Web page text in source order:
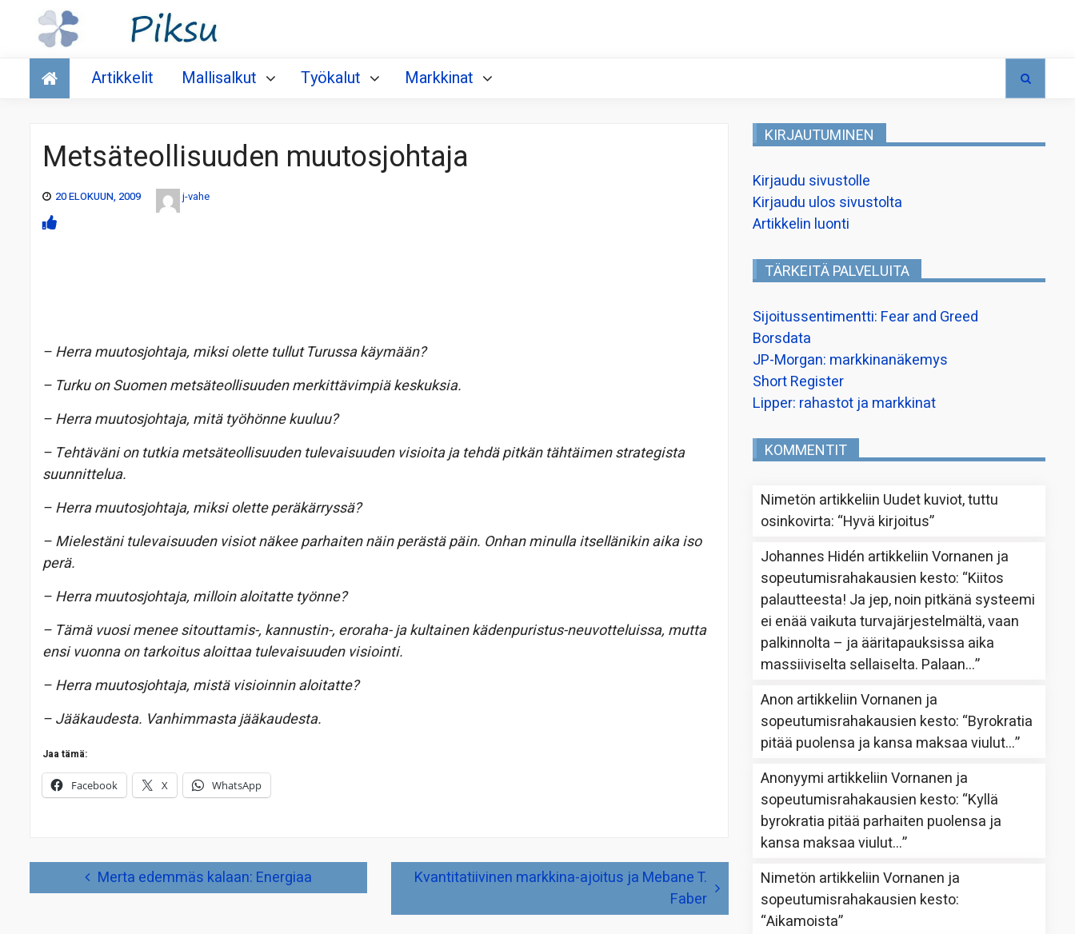
Talous
Artikkelit Mallisalkut Työkalut Markkinat
Metsäteollisuuden muutosjohtaja
20 ELOKUUN, 2009 j-vahe
– Herra muutosjohtaja, miksi olette tullut Turussa käymään?
– Turku on Suomen metsäteollisuuden merkittävimpiä keskuksia.
– Herra muutosjohtaja, mitä työhönne kuuluu?
– Tehtäväni on tutkia metsäteollisuuden tulevaisuuden visioita ja tehdä pitkän tähtäimen strategista
suunnittelua.
– Herra muutosjohtaja, miksi olette peräkärryssä?
– Mielestäni tulevaisuuden visiot näkee parhaiten näin perästä päin. Onhan minulla itsellänikin aika iso
perä.
– Herra muutosjohtaja, milloin aloitatte työnne?
– Tämä vuosi menee sitouttamis-, kannustin-, eroraha- ja kultainen kädenpuristus-neuvotteluissa, mutta
ensi vuonna on tarkoitus aloittaa tulevaisuuden visiointi.
– Herra muutosjohtaja, mistä visioinnin aloitatte?
– Jääkaudesta. Vanhimmasta jääkaudesta.
Jaa tämä:
Facebook X WhatsApp
Merta edemmäs kalaan: Energiaa
Kvantitatiivinen markkina-ajoitus ja Mebane T.
Faber
KIRJAUTUMINEN
Kirjaudu sivustolle
Kirjaudu ulos sivustolta
Artikkelin luonti
TÄRKEITÄ PALVELUITA
Sijoitussentimentti: Fear and Greed
Borsdata
JP-Morgan: markkinanäkemys
Short Register
Lipper: rahastot ja markkinat
KOMMENTIT
Nimetön artikkeliin Uudet kuviot, tuttu
osinkovirta: “Hyvä kirjoitus”
Johannes Hidén artikkeliinVornanen ja
sopeutumisrahakausien kesto: “Kiitos
palautteesta! Ja jep, noin pitkänä systeemi
ei enää vaikuta turvajärjestelmältä, vaan
palkinnolta – ja ääritapauksissa aika
massiiviselta sellaiselta. Palaan…”
Anon artikkeliinVornanen ja
sopeutumisrahakausien kesto: “Byrokratia
pitää puolensa ja kansa maksaa viulut…”
Anonyymi artikkeliinVornanen ja
sopeutumisrahakausien kesto: “Kyllä
byrokratia pitää parhaiten puolensa ja
kansa maksaa viulut…”
Nimetön artikkeliinVornanen ja
sopeutumisrahakausien kesto:
“Aikamoista”